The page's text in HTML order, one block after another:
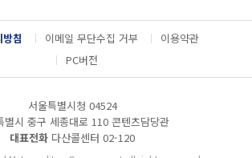
g
l
e
서
다
운
침 이메일 무단수집 거부
이용약관
PC버전
서울특별시청 04524
별시 중구 세종대로 110 콘텐츠담당관
대표전화 다산콜센터 02-120